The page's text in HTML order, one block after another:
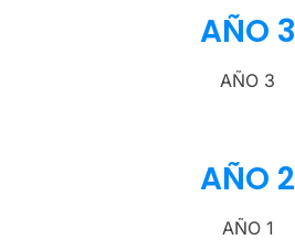
AÑO 3
AÑO 3
AÑO 2
AÑO 1